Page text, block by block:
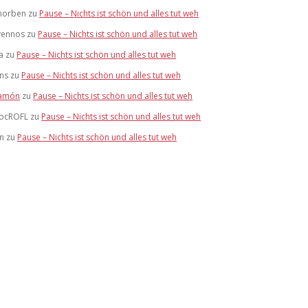
zu Pause – Nichts ist schön und alles tut weh
zu Pause – Nichts ist schön und alles tut weh
zu Pause – Nichts ist schön und alles tut weh
zu Pause – Nichts ist schön und alles tut weh
zu Pause – Nichts ist schön und alles tut weh
zu Pause – Nichts ist schön und alles tut weh
zu Pause – Nichts ist schön und alles tut weh